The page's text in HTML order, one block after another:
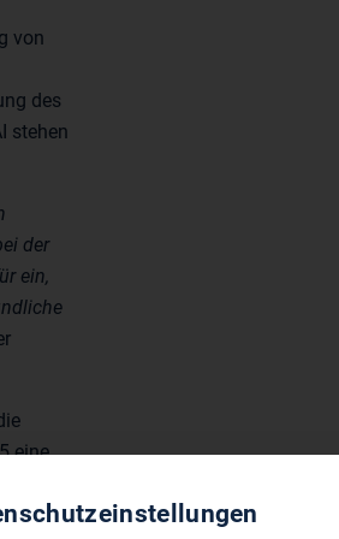
von
des
stehen
der
ein,
eine
und